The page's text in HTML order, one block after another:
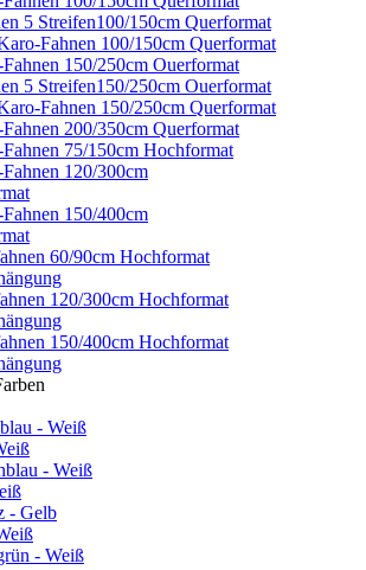
5 Streifen100/150cm Querformat
Fahnen 100/150cm Querformat
150/250cm Ouerformat
5 Streifen150/250cm Ouerformat
Fahnen 150/250cm Querformat
200/350cm Querformat
Fahnen 75/150cm Hochformat
120/300cm
150/400cm
60/90cm Hochformat
120/300cm Hochformat
150/400cm Hochformat
- Weiß
- Weiß
- Gelb
- Weiß